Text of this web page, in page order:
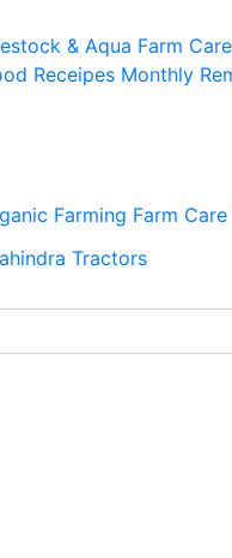
& Aqua Farm
Receipes Monthly
Farming Farm